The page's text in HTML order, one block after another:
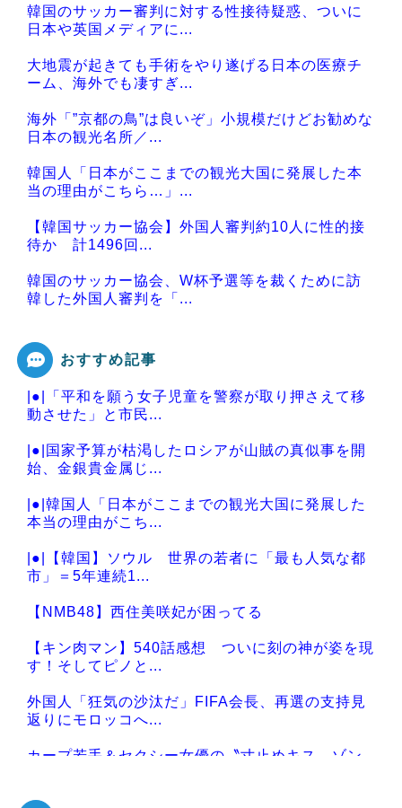
韓国のサッカー審判に対する性接待疑惑、ついに
日本や英国メディアに...
大地震が起きても手術をやり遂げる日本の医療チ
ーム、海外でも凄すぎ...
海外「”京都の鳥”は良いぞ」小規模だけどお勧めな
日本の観光名所／...
韓国人「日本がここまでの観光大国に発展した本
当の理由がこちら…」...
【韓国サッカー協会】外国人審判約10人に性的接
待か 計1496回...
韓国のサッカー協会、W杯予選等を裁くために訪
韓した外国人審判を「...
Powered by livedoor 相互RSS
おすすめ記事
|●|「平和を願う女子児童を警察が取り押さえて移
動させた」と市民...
|●|国家予算が枯渇したロシアが山賊の真似事を開
始、金銀貴金属じ...
|●|韓国人「日本がここまでの観光大国に発展した
本当の理由がこち...
|●|【韓国】ソウル 世界の若者に「最も人気な都
市」＝5年連続1...
【NMB48】西住美咲妃が困ってる
【キン肉マン】540話感想 ついに刻の神が姿を現
す！そしてピノと...
外国人「狂気の沙汰だ」FIFA会長、再選の支持見
返りにモロッコへ...
カープ若手＆セクシー女優の〝寸止めキス〟ゾン